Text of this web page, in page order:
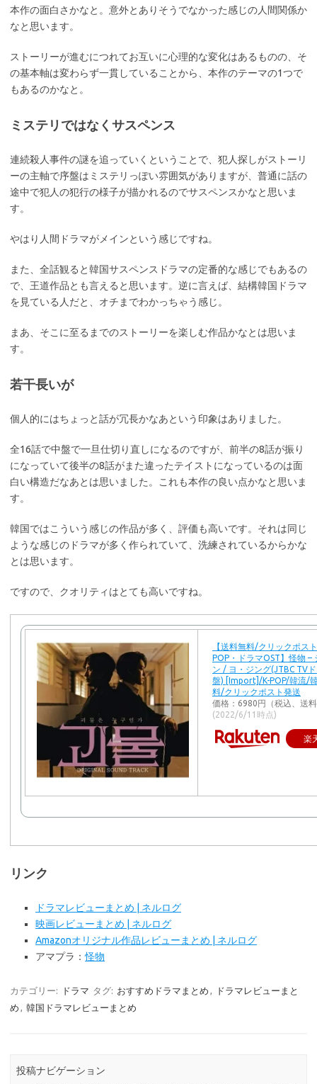
本作の面白さかなと。意外とありそうでなかった感じの人間関係か
なと思います。
ストーリーが進むにつれてお互いに心理的な変化はあるものの、そ
の基本軸は変わらず一貫していることから、本作のテーマの1つで
もあるのかなと。
ミステリではなくサスペンス
連続殺人事件の謎を追っていくということで、犯人探しがストーリ
ーの主軸で序盤はミステリっぽい雰囲気がありますが、普通に話の
途中で犯人の犯行の様子が描かれるのでサスペンスかなと思いま
す。
やはり人間ドラマがメインという感じですね。
また、全話観ると韓国サスペンスドラマの定番的な感じでもあるの
で、王道作品とも言えると思います。逆に言えば、結構韓国ドラマ
を見ている人だと、オチまでわかっちゃう感じ。
まあ、そこに至るまでのストーリーを楽しむ作品かなとは思いま
す。
若干長いが
個人的にはちょっと話が冗長かなあという印象はありました。
全16話で中盤で一旦仕切り直しになるのですが、前半の8話が振り
になっていて後半の8話がまた違ったテイストになっているのは面
白い構造だなあとは思いました。これも本作の良い点かなと思いま
す。
韓国ではこういう感じの作品が多く、評価も高いです。それは同じ
ような感じのドラマが多く作られていて、洗練されているからかな
とは思います。
ですので、クオリティはとても高いですね。
【送料無料/クリックポス
POP・ドラマOST】怪物 –
ン / ヨ・ジング(JTBC TV
盤) [Import]/K-POP/韓流/
料/クリックポスト発送
価格：6980円（税込、送
(2022/6/11時点)
楽
リンク
ドラマレビューまとめ | ネルログ
映画レビューまとめ | ネルログ
Amazonオリジナル作品レビューまとめ | ネルログ
アマプラ：怪物
カテゴリー: ドラマ タグ: おすすめドラマまとめ ,
ドラマレビューまと
め , 韓国ドラマレビューまとめ
投稿ナビゲーション